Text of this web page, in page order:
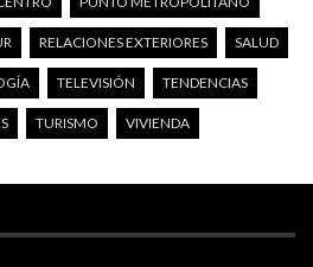
RELACIONES EXTERIORES SALUD
TELEVISIÓN TENDENCIAS
TURISMO VIVIENDA